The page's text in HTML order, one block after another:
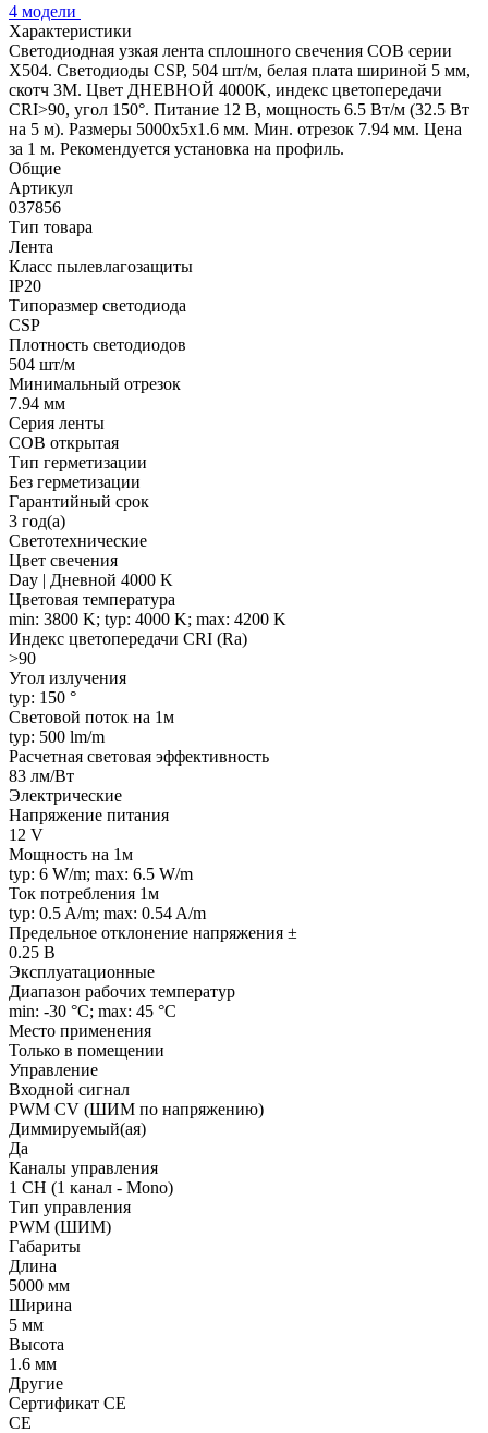
4 модели
Характеристики
Светодиодная узкая лента сплошного свечения COB серии
X504. Светодиоды CSP, 504 шт/м, белая плата шириной 5 мм,
скотч 3M. Цвет ДНЕВНОЙ 4000K, индекс цветопередачи
CRI>90, угол 150°. Питание 12 В, мощность 6.5 Вт/м (32.5 Вт
на 5 м). Размеры 5000х5х1.6 мм. Мин. отрезок 7.94 мм. Цена
за 1 м. Рекомендуется установка на профиль.
Общие
Артикул
037856
Тип товара
Лента
Класс пылевлагозащиты
IP20
Типоразмер светодиода
CSP
Плотность светодиодов
504 шт/м
Минимальный отрезок
7.94 мм
Серия ленты
COB открытая
Тип герметизации
Без герметизации
Гарантийный срок
3 год(а)
Светотехнические
Цвет свечения
Day | Дневной 4000 K
Цветовая температура
min: 3800 K; typ: 4000 K; max: 4200 K
Индекс цветопередачи CRI (Ra)
>90
Угол излучения
typ: 150 °
Световой поток на 1м
typ: 500 lm/m
Расчетная световая эффективность
83 лм/Вт
Электрические
Напряжение питания
12 V
Мощность на 1м
typ: 6 W/m; max: 6.5 W/m
Ток потребления 1м
typ: 0.5 A/m; max: 0.54 A/m
Предельное отклонение напряжения ±
0.25 В
Эксплуатационные
Диапазон рабочих температур
min: -30 °C; max: 45 °C
Место применения
Только в помещении
Управление
Входной сигнал
PWM СV (ШИМ по напряжению)
Диммируемый(ая)
Да
Каналы управления
1 CH (1 канал - Mono)
Тип управления
PWM (ШИМ)
Габариты
Длина
5000 мм
Ширина
5 мм
Высота
1.6 мм
Другие
Сертификат CE
CE